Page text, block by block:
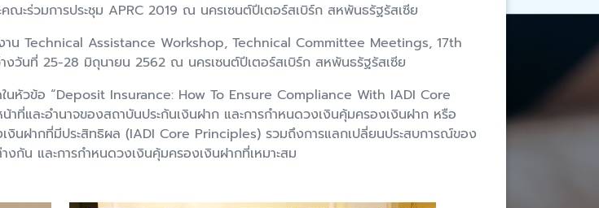
ะร่วมการประชุม APRC 2019 ณ นครเซนต์ปีเตอร์สเบิร์ก สหพันธรัฐรัสเซีย
งาน Technical Assistance Workshop, Technical Committee Meetings, 17th
นที่ 25-28 มิถุนายน 2562 ณ นครเซนต์ปีเตอร์สเบิร์ก สหพันธรัฐรัสเซีย
ในหัวข้อ “Deposit Insurance: How To Ensure Compliance With IADI Core
และอำนาจของสถาบันประกันเงินฝาก และการกำหนดวงเงินคุ้มครองเงินฝาก หรือ
นฝากที่มีประสิทธิผล (IADI Core Principles) รวมถึงการแลกเปลี่ยนประสบการณ์ของ
งกัน และการกำหนดวงเงินคุ้มครองเงินฝากที่เหมาะสม